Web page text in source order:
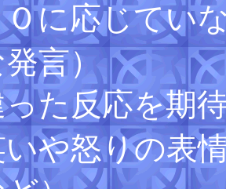
に応じてい
言）
た反応を期
や怒りの表